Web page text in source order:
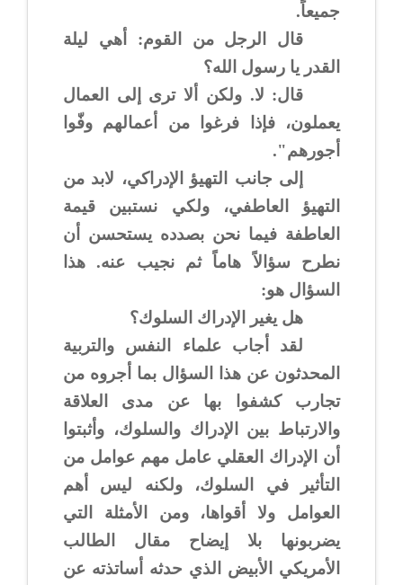
جميعاً.
قال الرجل من القوم: أهي ليلة
القدر يا رسول الله؟
قال: لا. ولكن ألا ترى إلى العمال
يعملون، فإذا فرغوا من أعمالهم وفّوا
أجورهم".
إلى جانب التهيؤ الإدراكي، لابد من
التهيؤ العاطفي، ولكي نستبين قيمة
العاطفة فيما نحن بصدده يستحسن أن
نطرح سؤالاً هاماً ثم نجيب عنه. هذا
السؤال هو:
هل يغير الإدراك السلوك؟
لقد أجاب علماء النفس والتربية
المحدثون عن هذا السؤال بما أجروه من
تجارب كشفوا بها عن مدى العلاقة
والارتباط بين الإدراك والسلوك، وأثبتوا
أن الإدراك العقلي عامل مهم عوامل من
التأثير في السلوك، ولكنه ليس أهم
العوامل ولا أقواها، ومن الأمثلة التي
يضربونها بلا إيضاح مقال الطالب
الأمريكي الأبيض الذي حدثه أساتذته عن